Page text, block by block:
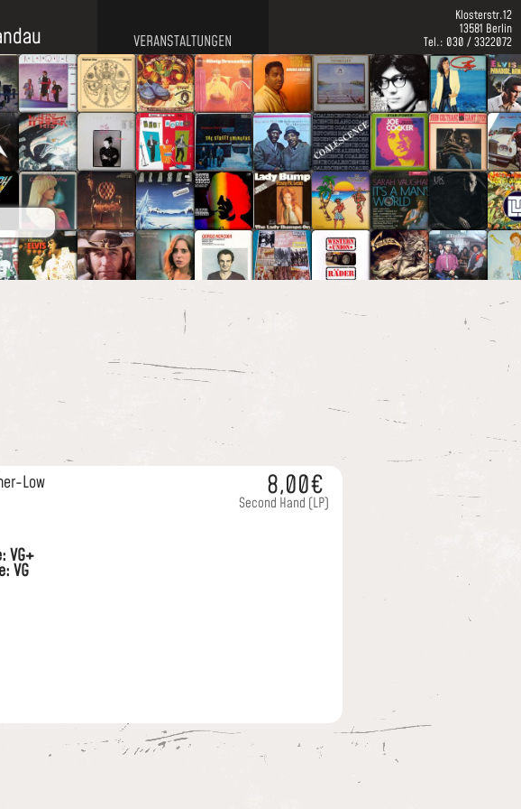
VERANSTALTUNGEN
Klosterstr.12
13581 Berlin
Tel.: 030 / 3322072
Low
VG+
VG
8,00€
Second Hand (LP)